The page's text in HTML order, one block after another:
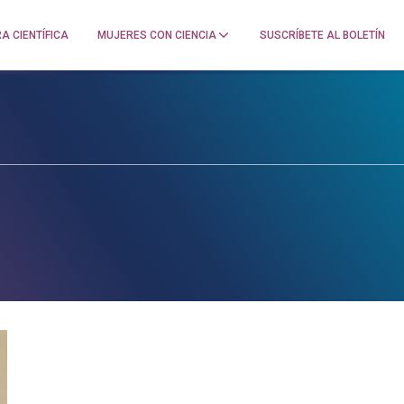
CIENTÍFICA MUJERES CON CIENCIA SUSCRÍBETE AL BOLETÍN